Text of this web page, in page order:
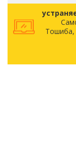
Тошиба,